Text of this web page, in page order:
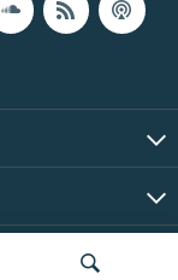
права защищены.